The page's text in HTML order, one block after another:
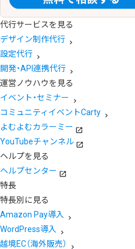
代行サービスを見る
デザイン制作代行
設定代行
開発・API連携代行
運営ノウハウを見る
イベント・セミナー
コミュニティイベントCarty
よむよむカラーミー
YouTubeチャンネル
ヘルプを見る
ヘルプセンター
特長
特長別に見る
Amazon Pay導入
WordPress導入
越境EC（海外販売）